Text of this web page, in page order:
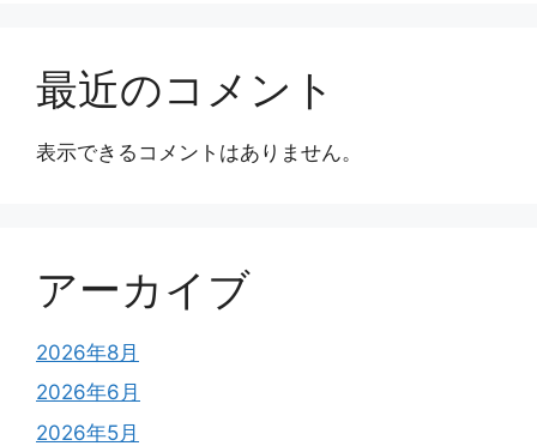
最近のコメント
表示できるコメントはありません。
アーカイブ
2026年8月
2026年6月
2026年5月